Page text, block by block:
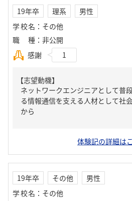
19年卒 理系
男性
学校名 ： その他
職種 ： 非公開
感謝
1
【志望動機】
ネットワークエンジニアとして普
る情報通信を支える人材として社
から
体験記の詳細は
19年卒 その他
男性
学校名 ： その他